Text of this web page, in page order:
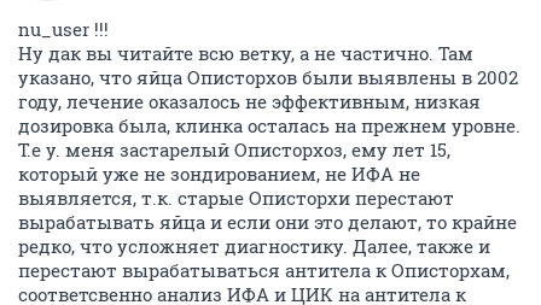
nu_user !!!
Ну дак вы читайте всю ветку, а не частично. Там
указано, что яйца Описторхов были выявлены в 2002
году, лечение оказалось не эффективным, низкая
дозировка была, клинка осталась на прежнем уровне.
Т.е у. меня застарелый Описторхоз, ему лет 15,
который уже не зондированием, не ИФА не
выявляется, т.к. старые Описторхи перестают
вырабатывать яйца и если они это делают, то крайне
редко, что усложняет диагностику. Далее, также и
перестают вырабатываться антитела к Описторхам,
соответсвенно анализ ИФА и ЦИК на антитела к